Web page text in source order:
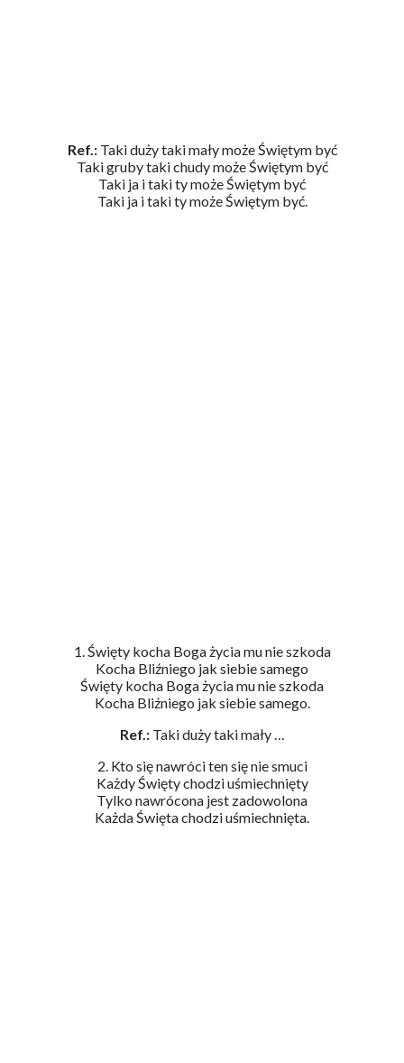
Ref.:Taki duży taki mały może Świętym być
Taki gruby taki chudy może Świętym być
Taki ja i taki ty może Świętym być
Taki ja i taki ty może Świętym być.
1. Święty kocha Boga życia mu nie szkoda
Kocha Bliźniego jak siebie samego
Święty kocha Boga życia mu nie szkoda
Kocha Bliźniego jak siebie samego.
Ref.:Taki duży taki mały …
2. Kto się nawróci ten się nie smuci
Każdy Święty chodzi uśmiechnięty
Tylko nawrócona jest zadowolona
Każda Święta chodzi uśmiechnięta.